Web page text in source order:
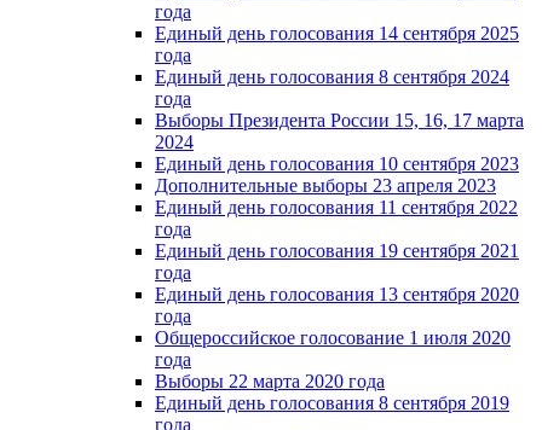
года
Единый день голосования 14 сентября 2025
года
Единый день голосования 8 сентября 2024
года
Выборы Президента России 15, 16, 17 марта
2024
Единый день голосования 10 сентября 2023
Дополнительные выборы 23 апреля 2023
Единый день голосования 11 сентября 2022
года
Единый день голосования 19 сентября 2021
года
Единый день голосования 13 сентября 2020
года
Общероссийское голосование 1 июля 2020
года
Выборы 22 марта 2020 года
Единый день голосования 8 сентября 2019
года